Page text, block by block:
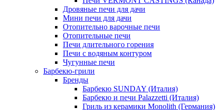
Дровяные печи для дачи
Мини печи для дачи
Отопительно варочные печи
Отопительные печи
Печи длительного горения
Печи с водяным контуром
Чугунные печи
Барбекю-грили
Бренды
Барбекю SUNDAY (Италия)
Барбекю и печи Palazzetti (Италия)
Гриль из керамики Monolith (Германия)